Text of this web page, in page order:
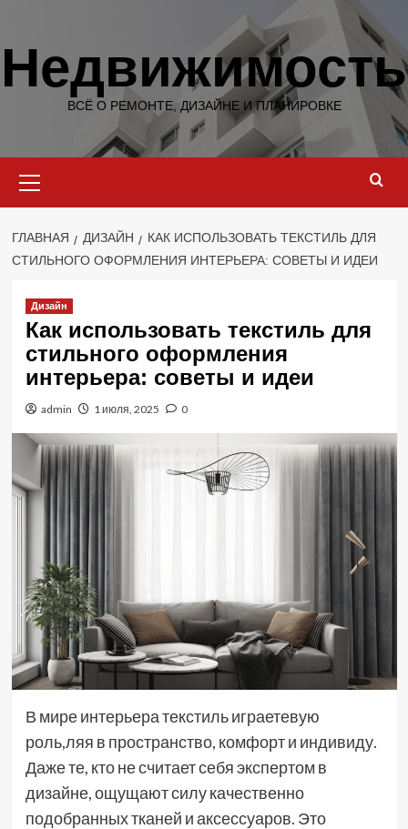
содержимому
Недвижимость
ВСЁ О РЕМОНТЕ, ДИЗАЙНЕ И ПЛАНИРОВКЕ
меню
ГЛАВНАЯ ДИЗАЙН
КАК ИСПОЛЬЗОВАТЬ ТЕКСТИЛЬ ДЛЯ
СТИЛЬНОГО ОФОРМЛЕНИЯ ИНТЕРЬЕРА: СОВЕТЫ И ИДЕИ
Дизайн
Как использовать текстиль для
стильного оформления
интерьера: советы и идеи
admin 1 июля, 2025 0
В мире интерьера текстиль играетевую
роль,ляя в пространство, комфорт и индивиду.
Даже те, кто не считает себя экспертом в
дизайне, ощущают силу качественно
подобранных тканей и аксессуаров. Это